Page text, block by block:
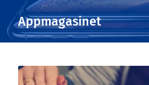
Appmagasinet